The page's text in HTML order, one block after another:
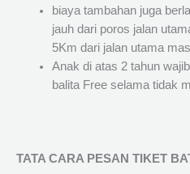
biaya tambahan juga
jauh dari poros jalan
5Km dari jalan utama
Anak di atas 2 tahun
balita Free selama tidak
TATA CARA PESAN TIKET